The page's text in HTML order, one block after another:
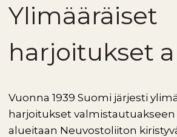
Ylimääräiset
harjoitukset
Vuonna 1939 Suomi järjesti
harjoitukset
alueitaan Neuvostoliiton